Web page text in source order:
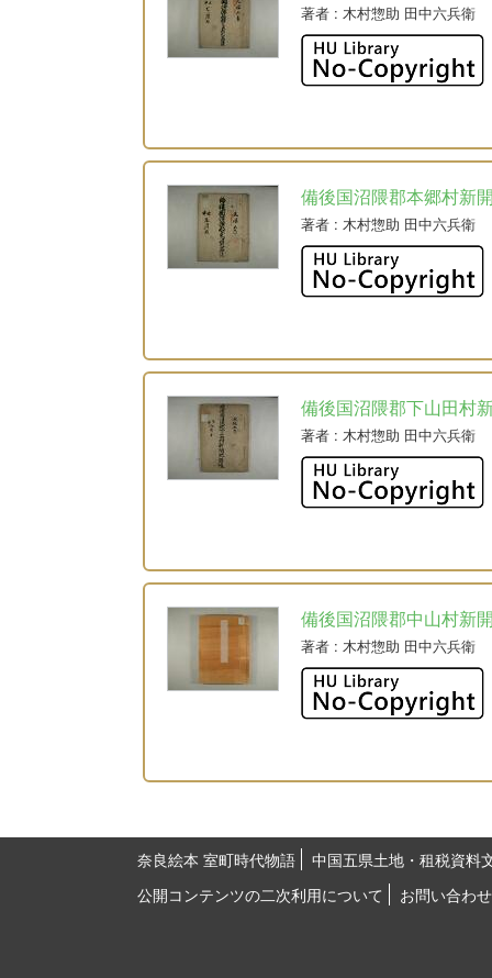
著者 : 木村惣助 田中六兵衛
備後国沼隈郡本郷村新
著者 : 木村惣助 田中六兵衛
備後国沼隈郡下山田村
著者 : 木村惣助 田中六兵衛
備後国沼隈郡中山村新
著者 : 木村惣助 田中六兵衛
奈良絵本 室町時代物語
中国五県土地・租税資料
公開コンテンツの二次利用について
お問い合わせ